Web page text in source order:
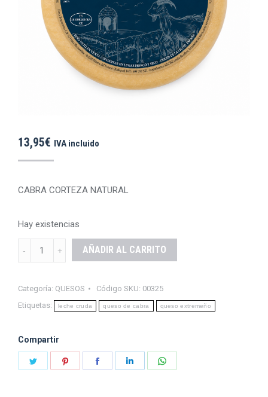
13,95€ IVA incluido
CABRA CORTEZA NATURAL
Hay existencias
CABRA
CORTEZA
quantity
AÑADIR AL CARRITO
Categoría: QUESOS Código SKU: 00325
Etiquetas:
leche cruda queso de cabra queso extremeño
Compartir